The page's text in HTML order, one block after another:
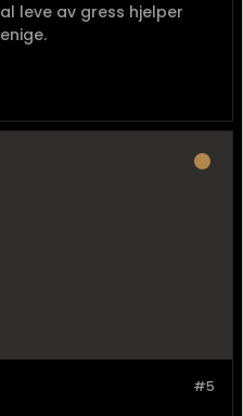
leve av gress hjelper
#5